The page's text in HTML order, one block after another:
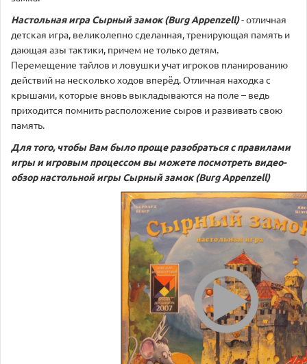
Настольная игра Сырный замок (Burg Appenzell)- отличная
детская игра, великолепно сделанная, тренирующая память и
дающая азы тактики, причем не только детям.
Перемещение тайлов и ловушки учат игроков планированию
действий на несколько ходов вперёд. Отличная находка с
крышами, которые вновь выкладываются на поле – ведь
приходится помнить расположение сыров и развивать свою
память.
Для того, чтобы Вам было проще разобраться с правилами
игры и игровым процессом вы можете посмотреть видео-
обзор настольной игрыСырный замок (Burg Appenzell)